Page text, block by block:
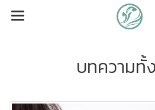
บทความทั้